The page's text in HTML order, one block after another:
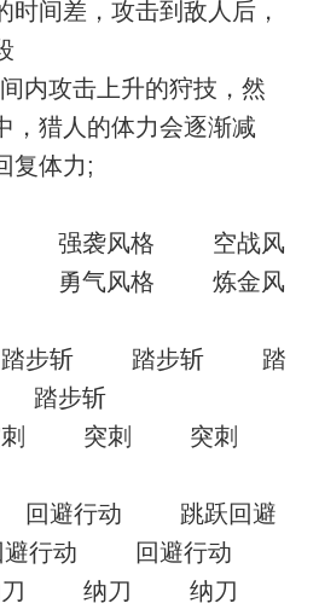
时间差，攻击到敌人后，
攻击上升的狩技，然
，猎人的体力会逐渐减
复体力;
强袭风格 空战风
勇气风格 炼金风
步斩 踏步斩 踏
步斩
突刺 突刺
避行动 跳跃回避
行动 回避行动
纳刀 纳刀